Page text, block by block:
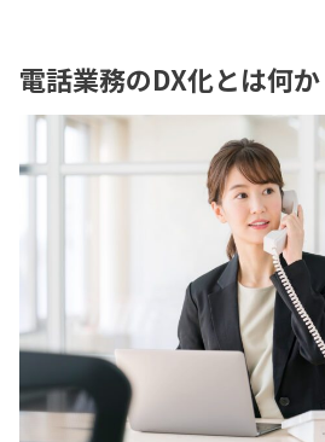
電話業務のDX化とは何か